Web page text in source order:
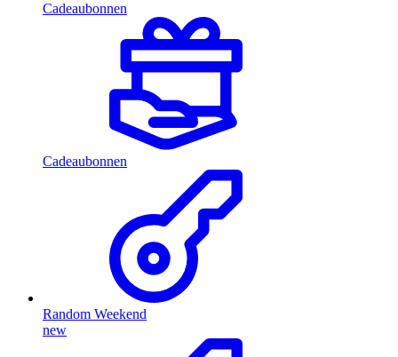
Cadeaubonnen
Cadeaubonnen
Random Weekend
new